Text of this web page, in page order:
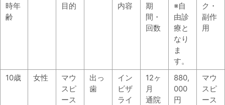
時年
齢
目的
内容
期
間・
回数
※自
由診
療と
なり
ま
す。
ク・
副作
用
10歳 女性
マウ
スピ
ース
出っ
歯
イン
ビザ
ライ
12ヶ
月
通院
880,
000
円
マウ
スピ
ース